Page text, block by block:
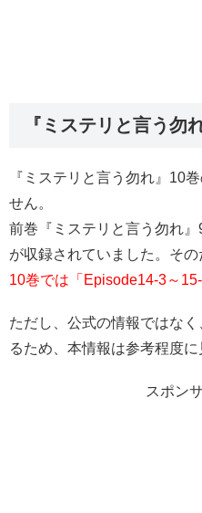
『ミステリと言う勿
『ミステリと言う勿れ』10
せん。
前巻『ミステリと言う勿れ』
が収録されていました。その
10巻では「Episode14-3～15-
ただし、公式の情報ではな
るため、本情報は参考程度に
スポン